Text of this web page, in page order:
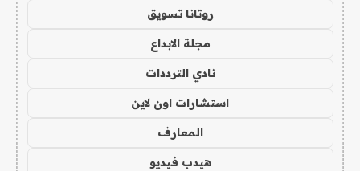
روتانا تسويق
مجلة الابداع
نادي الترددات
استشارات اون لاين
المعارف
هيدب فيديو